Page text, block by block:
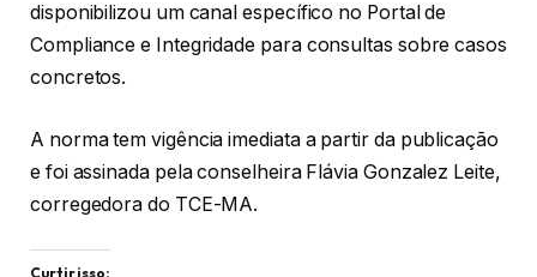
disponibilizou um canal específico no Portal de
Compliance e Integridade para consultas sobre casos
concretos.
A norma tem vigência imediata a partir da publicação
e foi assinada pela conselheira Flávia Gonzalez Leite,
corregedora do TCE-MA.
Curtir isso: